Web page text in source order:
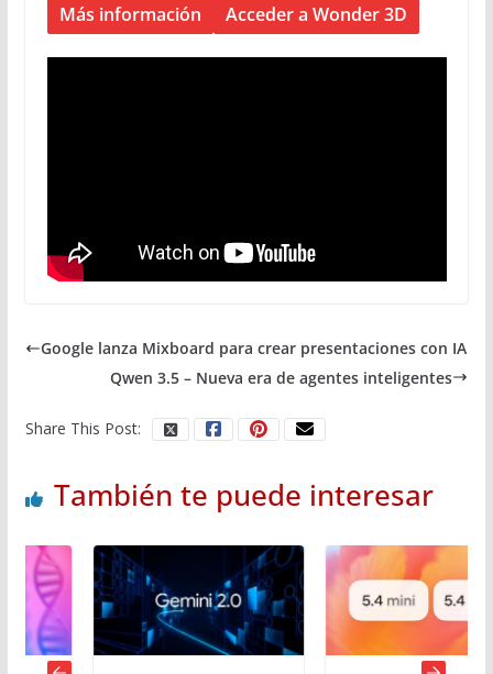
Más información Acceder a Wonder 3D
Google lanza Mixboard para crear presentaciones con IA
Qwen 3.5 – Nueva era de agentes inteligentes
Share This Post:
También te puede interesar